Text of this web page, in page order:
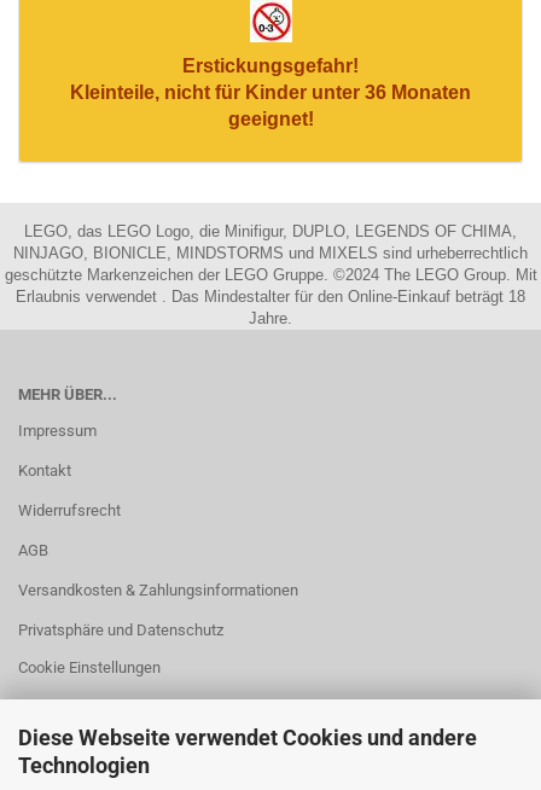
Diese Webseite verwendet Cookies und andere
Technologien
Erstickungsgefahr!
Kleinteile, nicht für Kinder unter 36 Monaten
geeignet!
LEGO, das LEGO Logo, die Minifigur, DUPLO, LEGENDS OF CHIMA,
NINJAGO, BIONICLE, MINDSTORMS und MIXELS sind urheberrechtlich
geschützte Markenzeichen der LEGO Gruppe. ©2024 The LEGO Group. Mit
Erlaubnis verwendet . Das Mindestalter für den Online-Einkauf beträgt 18
Jahre.
MEHR ÜBER...
Impressum
Kontakt
Widerrufsrecht
AGB
Versandkosten & Zahlungsinformationen
Privatsphäre und Datenschutz
Cookie Einstellungen